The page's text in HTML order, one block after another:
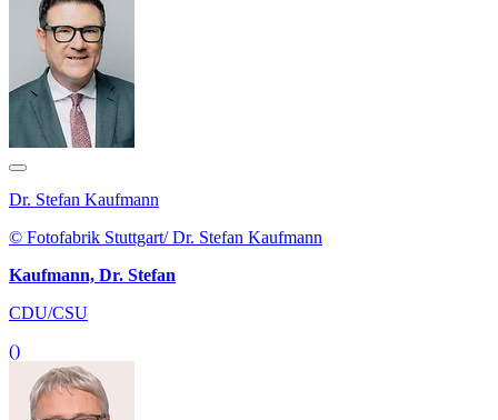
Dr. Stefan Kaufmann
© Fotofabrik Stuttgart/ Dr. Stefan Kaufmann
Kaufmann, Dr. Stefan
CDU/CSU
()